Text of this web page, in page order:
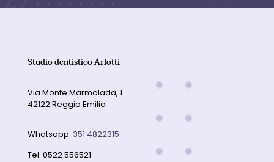
Studio dentistico Arlotti
Via Monte Marmolada, 1
42122 Reggio Emilia
Whatsapp: 351 4822315
Tel: 0522 556521